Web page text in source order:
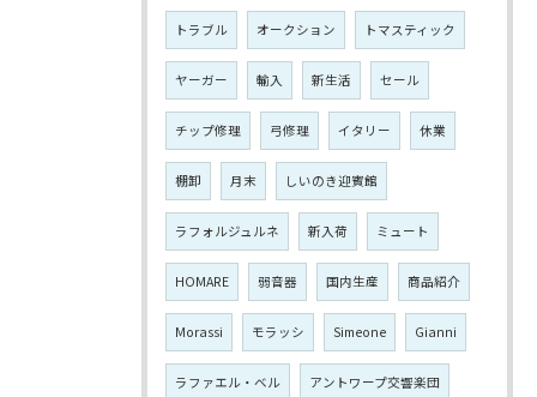
トラブル オークション トマスティック
ヤーガー 輸入 新生活 セール
チップ修理 弓修理 イタリー 休業
棚卸 月末 しいのき迎賓館
ラフォルジュルネ 新入荷 ミュート
HOMARE 弱音器 国内生産 商品紹介
Morassi モラッシ Simeone Gianni
ラファエル・ベル アントワープ交響楽団